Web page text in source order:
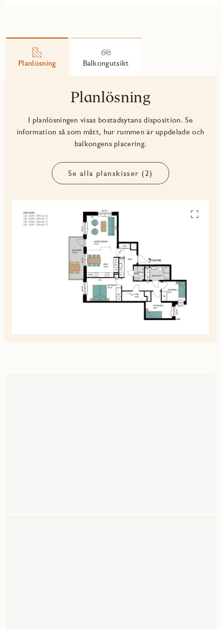
Planlösning Balkongutsikt
Planlösning
I planlösningen visas bostadsytans disposition. Se
information så som mått, hur rummen är uppdelade och
balkongens placering.
Se alla planskisser (2)
Se